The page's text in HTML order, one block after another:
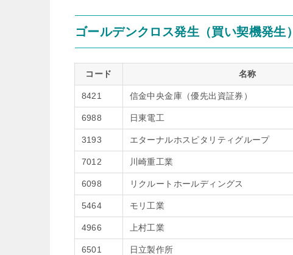
ゴールデンクロス発生（買い契機発生）
コード 名称
8421 信金中央金庫（優先出資証券）
6988 日東電工
3193 エターナルホスピタリティグループ
7012 川崎重工業
6098 リクルートホールディングス
5464 モリ工業
4966 上村工業
6501 日立製作所